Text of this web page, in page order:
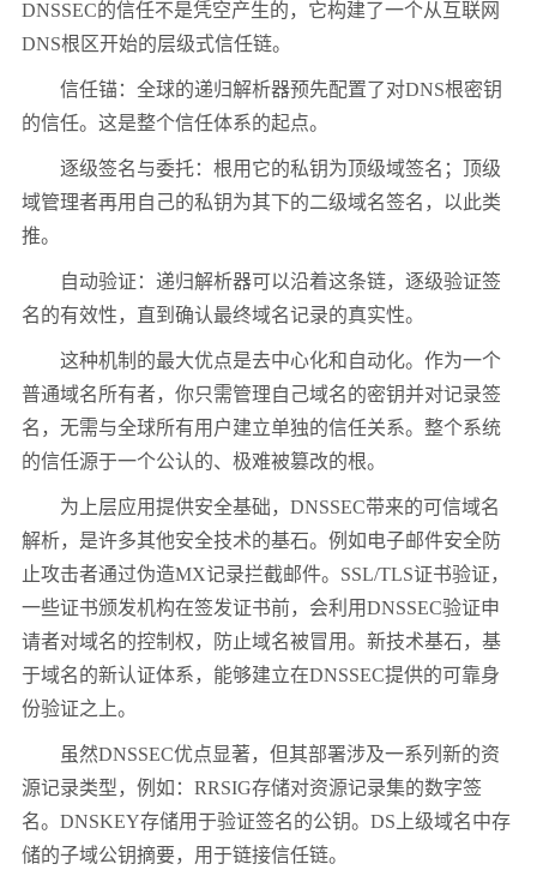
DNSSEC的信任不是凭空产生的，它构建了一个从互联网
DNS根区开始的层级式信任链。
信任锚：全球的递归解析器预先配置了对DNS根密钥
的信任。这是整个信任体系的起点。
逐级签名与委托：根用它的私钥为顶级域签名；顶级
域管理者再用自己的私钥为其下的二级域名签名，以此类
推。
自动验证：递归解析器可以沿着这条链，逐级验证签
名的有效性，直到确认最终域名记录的真实性。
这种机制的最大优点是去中心化和自动化。作为一个
普通域名所有者，你只需管理自己域名的密钥并对记录签
名，无需与全球所有用户建立单独的信任关系。整个系统
的信任源于一个公认的、极难被篡改的根。
为上层应用提供安全基础， DNSSEC带来的可信域名
解析，是许多其他安全技术的基石。例如电子邮件安全防
止攻击者通过伪造MX记录拦截邮件。 SSL/TLS证书验证，
一些证书颁发机构在签发证书前，会利用DNSSEC验证申
请者对域名的控制权，防止域名被冒用。新技术基石，基
于域名的新认证体系，能够建立在DNSSEC提供的可靠身
份验证之上。
虽然DNSSEC优点显著，但其部署涉及一系列新的资
源记录类型，例如： RRSIG存储对资源记录集的数字签
名。 DNSKEY存储用于验证签名的公钥。 DS 上级域名中存
储的子域公钥摘要，用于链接信任链。